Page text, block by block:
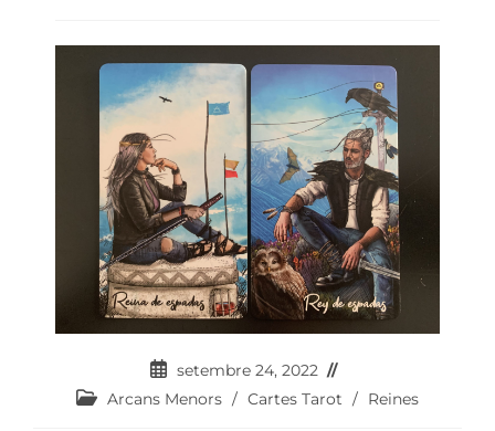
setembre 24, 2022
Arcans Menors / Cartes Tarot / Reines